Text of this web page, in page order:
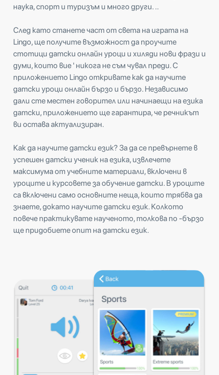
наука, спорт и туризъм и много други. ..
След като станете част от света на играта на
Lingo, ще получите възможност да проучите
стотици датски онлайн уроци и хиляди нови фрази и
думи, които вие ' никога не съм чувал преди. С
приложението Lingo откривате как да научите
датски уроци онлайн бързо и бързо. Независимо
дали сте местен говорител или начинаещи на езика
датски, приложението ще гарантира, че речникът
ви остава актуализиран.
Как да научите датски език? За да се превърнете в
успешен датски ученик на езика, извлечете
максимума от учебните материали, включени в
уроците и курсовете за обучение датски. В уроците
са включени само основните неща, които трябва да
знаете, докато научите датски език. Колкото
повече практикувате наученото, толкова по -бързо
ще придобиете опит на датски език.